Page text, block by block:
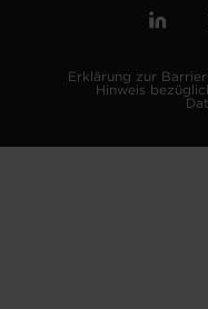
Erklärung zur
Hinweis